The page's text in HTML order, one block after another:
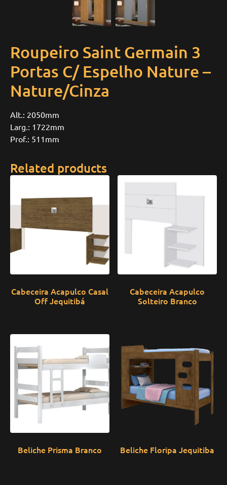
Roupeiro Saint Germain 3
Portas C/ Espelho Nature –
Nature/Cinza
Alt.: 2050mm
Larg.: 1722mm
Prof.: 511mm
Related products
Cabeceira Acapulco Casal
Off Jequitibá
Cabeceira Acapulco
Solteiro Branco
Beliche Prisma Branco Beliche Floripa Jequitiba